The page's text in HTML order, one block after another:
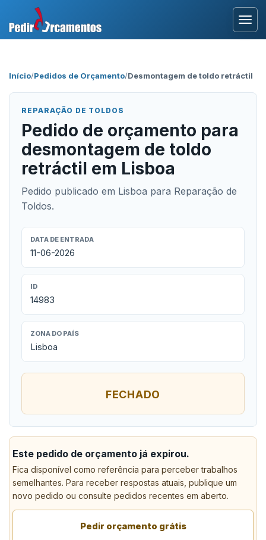
Início/Pedidos de Orçamento/Desmontagem de toldo retráctil
REPARAÇÃO DE TOLDOS
Pedido de orçamento para
desmontagem de toldo
retráctil em Lisboa
Pedido publicado em Lisboa para Reparação de
Toldos.
DATA DE ENTRADA
11-06-2026
ID
14983
ZONA DO PAÍS
Lisboa
FECHADO
Este pedido de orçamento já expirou.
Fica disponível como referência para perceber trabalhos
semelhantes. Para receber respostas atuais, publique um
novo pedido ou consulte pedidos recentes em aberto.
Pedir orçamento grátis
Área Profissional
Como Funciona?
Testemunhos